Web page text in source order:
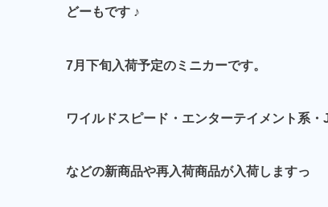
どーもです ♪
7月下旬入荷予定のミニカーです。
ワイルドスピード・エンターテイメント系
などの新商品や再入荷商品が入荷しますっ